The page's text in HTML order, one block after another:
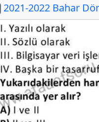
2021-2022 Bahar